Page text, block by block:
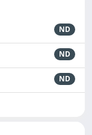
ND
ND
ND